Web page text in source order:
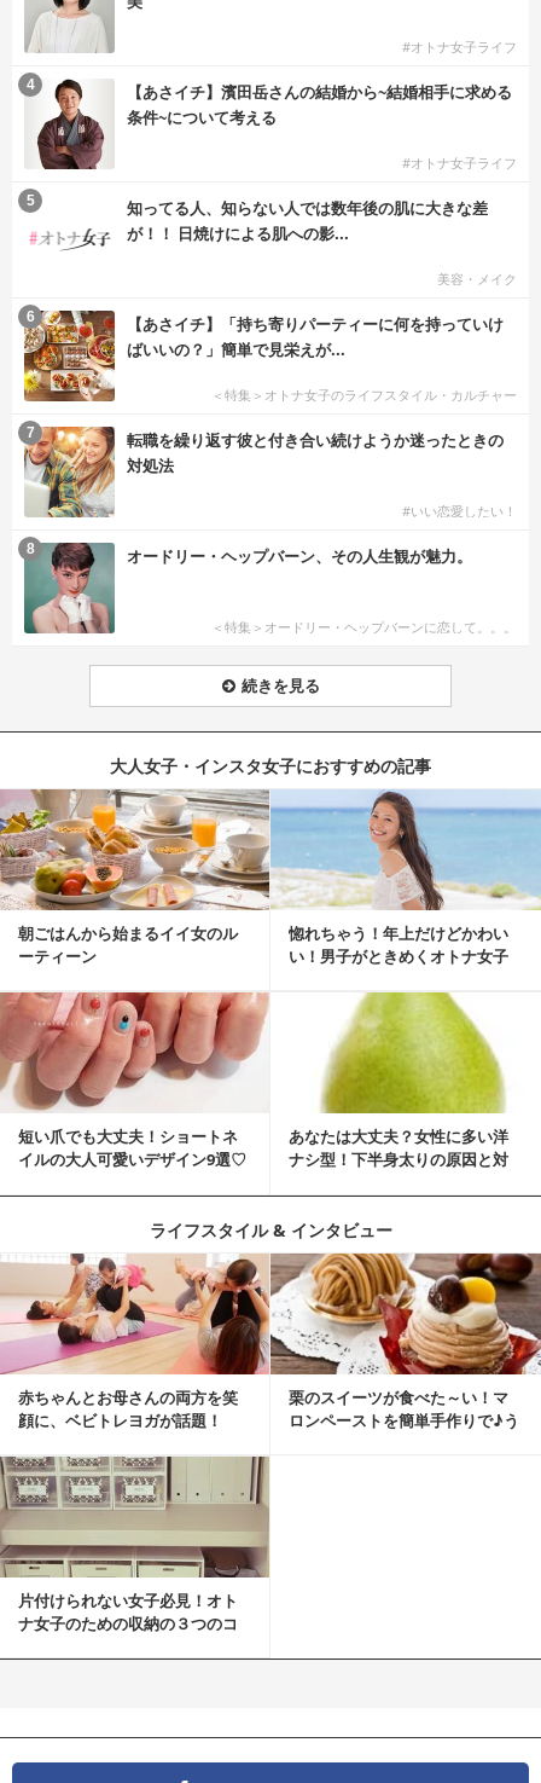
#オトナ女子ライフ
【あさイチ】濱田岳さんの結婚から~結婚相手に求める
条件~について考える
#オトナ女子ライフ
4
知ってる人、知らない人では数年後の肌に大きな差
が！！ 日焼けによる肌への影...
美容・メイク
5
【あさイチ】「持ち寄りパーティーに何を持っていけ
ばいいの？」簡単で見栄えが...
＜特集＞オトナ女子のライフスタイル・カルチャー
6
転職を繰り返す彼と付き合い続けようか迷ったときの
対処法
#いい恋愛したい！
7
オードリー・ヘップバーン、その人生観が魅力。
＜特集＞オードリー・ヘップバーンに恋して。。。
8
続きを見る
大人女子・インスタ女子におすすめの記事
朝ごはんから始まるイイ女のル
ーティーン
惚れちゃう！年上だけどかわい
い！男子がときめくオトナ女子
短い爪でも大丈夫！ショートネ
イルの大人可愛いデザイン9選♡
あなたは大丈夫？女性に多い洋
ナシ型！下半身太りの原因と対
ライフスタイル & インタビュー
赤ちゃんとお母さんの両方を笑
顔に、ベビトレヨガが話題！
栗のスイーツが食べた～い！マ
ロンペーストを簡単手作りで♪う
片付けられない女子必見！オト
ナ女子のための収納の３つのコ